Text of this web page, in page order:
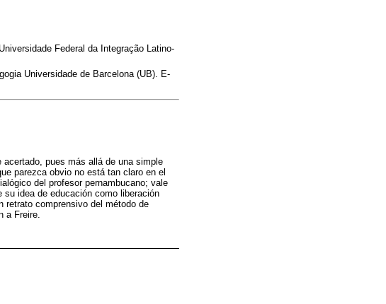
Federal da Integração Latino-
Universidade de Barcelona (UB). E-
pues más allá de una simple
parezca obvio no está tan claro en el
del profesor pernambucano; vale
idea de educación como liberación
comprensivo del método de
a Freire.